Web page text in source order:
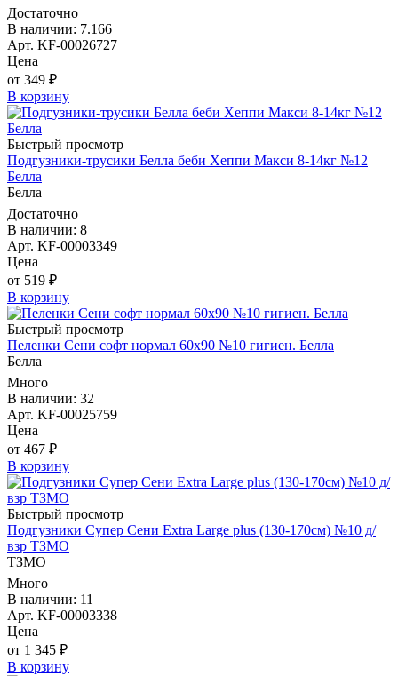
Достаточно
В наличии: 7.166
Арт. KF-00026727
Цена
от 349 ₽
В корзину
Быстрый просмотр
Подгузники-трусики Белла беби Хеппи Макси 8-14кг №12
Белла
Белла
Достаточно
В наличии: 8
Арт. KF-00003349
Цена
от 519 ₽
В корзину
Быстрый просмотр
Пеленки Сени софт нормал 60х90 №10 гигиен. Белла
Белла
Много
В наличии: 32
Арт. KF-00025759
Цена
от 467 ₽
В корзину
Быстрый просмотр
Подгузники Супер Сени Extra Large plus (130-170см) №10 д/
взр ТЗМО
ТЗМО
Много
В наличии: 11
Арт. KF-00003338
Цена
от 1 345 ₽
В корзину